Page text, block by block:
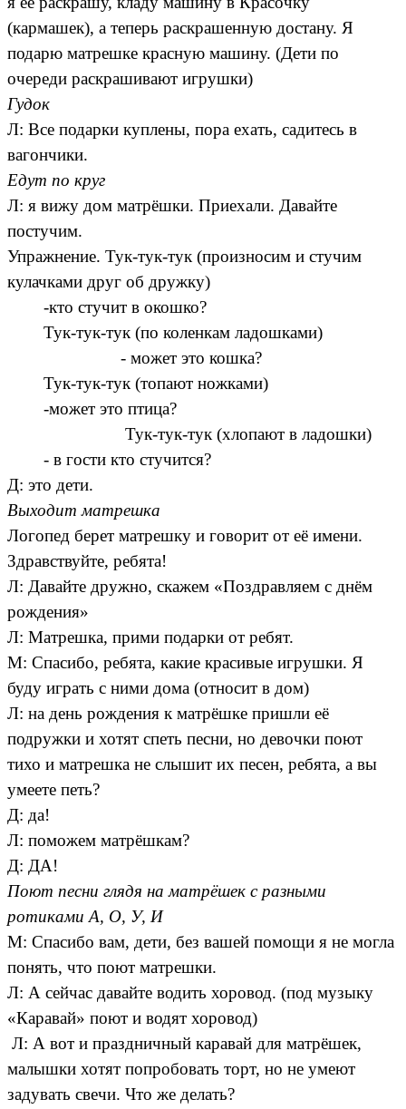
(кармашек), а теперь раскрашенную достану. Я
подарю матрешке красную машину. (Дети по
очереди раскрашивают игрушки)
Гудок
Л: Все подарки куплены, пора ехать, садитесь в
вагончики.
Едут по круг
Л: я вижу дом матрёшки. Приехали. Давайте
постучим.
Упражнение. Тук-тук-тук (произносим и стучим
кулачками друг об дружку)
-кто стучит в окошко?
Тук-тук-тук (по коленкам ладошками)
- может это кошка?
Тук-тук-тук (топают ножками)
-может это птица?
Тук-тук-тук (хлопают в ладошки)
- в гости кто стучится?
Д: это дети.
Выходит матрешка
Логопед берет матрешку и говорит от её имени.
Здравствуйте, ребята!
Л: Давайте дружно, скажем «Поздравляем с днём
рождения»
Л: Матрешка, прими подарки от ребят.
М: Спасибо, ребята, какие красивые игрушки. Я
буду играть с ними дома (относит в дом)
Л: на день рождения к матрёшке пришли её
подружки и хотят спеть песни, но девочки поют
тихо и матрешка не слышит их песен, ребята, а вы
умеете петь?
Д: да!
Л: поможем матрёшкам?
Д: ДА!
Поют песни глядя на матрёшек с разными
ротиками А, О, У, И
М: Спасибо вам, дети, без вашей помощи я не могла
понять, что поют матрешки.
Л: А сейчас давайте водить хоровод. (под музыку
«Каравай» поют и водят хоровод)
Л: А вот и праздничный каравай для матрёшек,
малышки хотят попробовать торт, но не умеют
задувать свечи. Что же делать?